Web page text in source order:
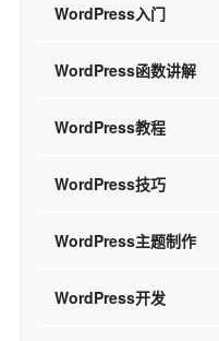
WordPress入门
WordPress函数讲解
WordPress教程
WordPress技巧
WordPress主题制作
WordPress开发